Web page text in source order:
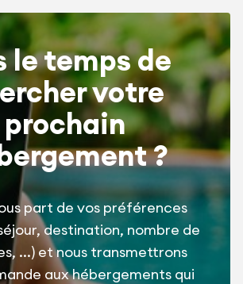
le temps de
votre
prochain
?
part de vos préférences
destination, nombre de
...) et nous transmettrons
aux hébergements qui